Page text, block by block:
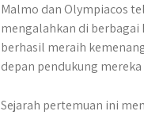
Malmo dan Olympiacos
mengalahkan di
berhasil meraih
depan pendukung
Sejarah pertemuan ini